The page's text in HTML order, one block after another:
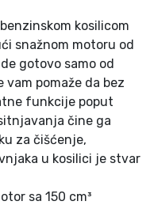
kosilicom
snažnom motoru od
gotovo samo od
pomaže da bez
funkcije poput
čine ga
za čišćenje,
u kosilici je stvar
sa 150 cm³